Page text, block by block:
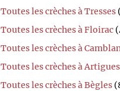
Toutes les crèches à Tresses
Toutes les crèches à Floirac
Toutes les crèches à
Toutes les crèches à
Toutes les crèches à Bègles